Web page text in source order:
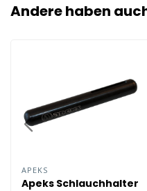
Andere haben
APEKS
Apeks Schlauchhalter